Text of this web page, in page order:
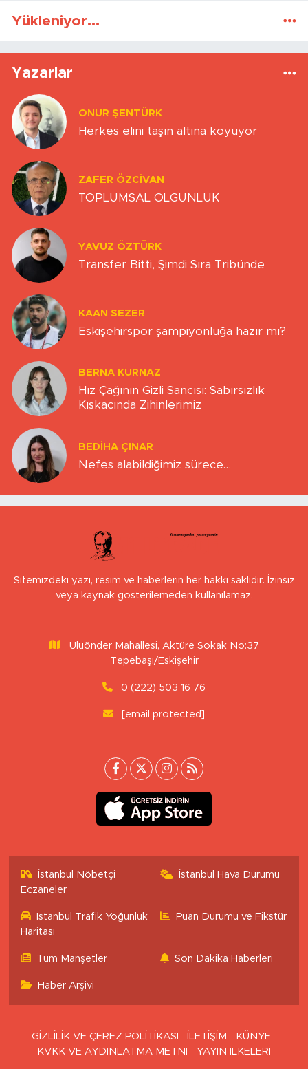
Yükleniyor...
Yazarlar
ONUR ŞENTÜRK
Herkes elini taşın altına koyuyor
ZAFER ÖZCIVAN
TOPLUMSAL OLGUNLUK
YAVUZ ÖZTÜRK
Transfer Bitti, Şimdi Sıra Tribünde
KAAN SEZER
Eskişehirspor şampiyonluğa hazır mı?
BERNA KURNAZ
Hız Çağının Gizli Sancısı: Sabırsızlık
Kıskacında Zihinlerimiz
BEDIHA ÇINAR
Nefes alabildiğimiz sürece…
Sitemizdeki yazı, resim ve haberlerin her hakkı saklıdır. İzinsiz
veya kaynak gösterilemeden kullanılamaz.
Uluönder Mahallesi, Aktüre Sokak No:37
Tepebaşı/Eskişehir
0 (222) 503 16 76
[email protected]
İstanbul Nöbetçi
Eczaneler
İstanbul Hava Durumu
İstanbul Trafik Yoğunluk
Haritası
Puan Durumu ve Fikstür
Tüm Manşetler Son Dakika Haberleri
Haber Arşivi
GİZLİLİK VE ÇEREZ POLİTİKASI İLETİŞİM
KÜNYE
KVKK VE AYDINLATMA METNİ
YAYIN İLKELERİ